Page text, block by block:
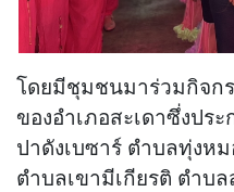
โดยมีชุมชนมาร่วมกิจก
ของอำเภอสะเดาซึ่งปร
ปาดังเบซาร์ ตำบลทุ่งห
ตำบลเขามีเกียรติ ตำบ